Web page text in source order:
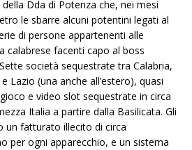
della Dda di Potenza che, nei mesi
le sbarre alcuni potentini legati al
di persone appartenenti alle
calabrese facenti capo al boss
società sequestrate tra Calabria,
Lazio (una anche all’estero), quasi
e video slot sequestrate in circa
Italia a partire dalla Basilicata. Gli
un fatturato illecito di circa
per ogni apparecchio, e un sistema